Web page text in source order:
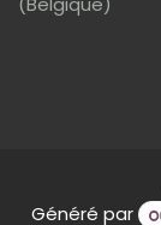
Généré par